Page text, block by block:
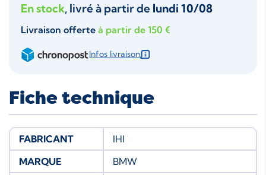
En stock, livré à partir de lundi 10/08
Livraison offerte à partir de 150 €
Infos livraison
Fiche technique
FABRICANT
IHI
MARQUE
BMW